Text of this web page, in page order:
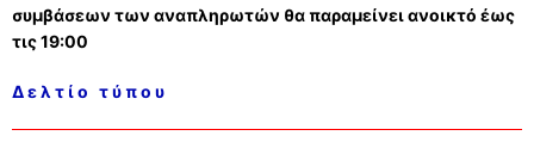
συμβάσεων των αναπληρωτών θα παραμείνει ανοικτό έως
τις 19:00
Δ ε λ τ ί ο τ ύ π ο υ